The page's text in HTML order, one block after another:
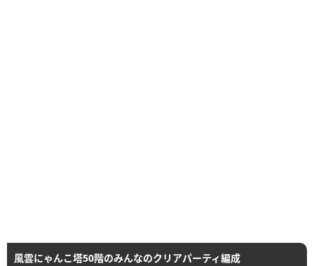
風雲にゃんこ塔50階のみんなのクリアパーティ編成